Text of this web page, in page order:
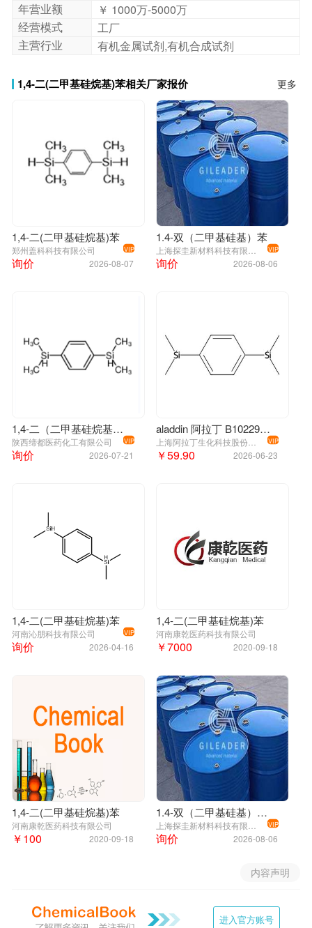
年营业额
￥ 1000万-5000万
经营模式
工厂
主营行业
有机金属试剂,有机合成试剂
1,4-二(二甲基硅烷基)苯相关厂家报价 更多
1,4-二(二甲基硅烷基)苯
郑州盖科科技有限公司 VIP
2026-08-07
询价
1.4-双（二甲基硅基）苯
VIP
2026-08-06
询价
1,4-二（二甲基硅烷基）苯
陕西缔都医药化工有限公司 VIP
2026-07-21
询价
aladdin 阿拉丁 B102291 1，4-二（二甲基硅烷基）苯 2488-01-9 97%
VIP
2026-06-23
￥59.90
1,4-二(二甲基硅烷基)苯
河南沁朋科技有限公司 VIP
2026-04-16
询价
1,4-二(二甲基硅烷基)苯
河南康乾医药科技有限公司
2020-09-18
￥7000
1,4-二(二甲基硅烷基)苯
河南康乾医药科技有限公司
2020-09-18
￥100
1.4-双（二甲基硅基）苯 2488-01-9
VIP
2026-08-06
询价
内容声明
进入官方账号